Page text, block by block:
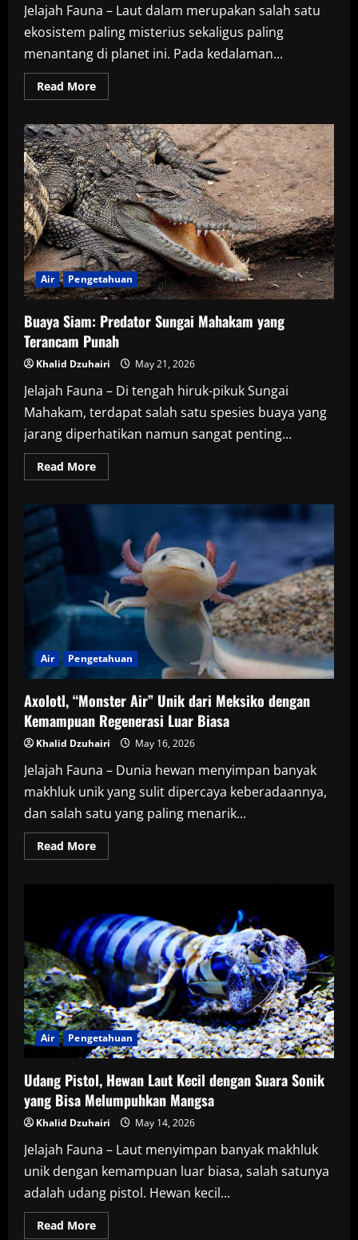
Jelajah Fauna – Laut dalam merupakan salah satu
ekosistem paling misterius sekaligus paling
menantang di planet ini. Pada kedalaman...
Read MoreRead
more
Unik
Hewan
Laut
Dalam
Beradaptasi
Menghadapi
Lingkungan
Paling
Ekstrem
di
Bumi
Air Pengetahuan
Buaya Siam: Predator Sungai Mahakam yang
Terancam Punah
Khalid Dzuhairi May 21, 2026
Jelajah Fauna – Di tengah hiruk-pikuk Sungai
Mahakam, terdapat salah satu spesies buaya yang
jarang diperhatikan namun sangat penting...
Read MoreRead
more
Sungai
Mahakam
yang
Terancam
Punah
Air Pengetahuan
Axolotl, “Monster Air” Unik dari Meksiko dengan
Kemampuan Regenerasi Luar Biasa
Khalid Dzuhairi May 16, 2026
Jelajah Fauna – Dunia hewan menyimpan banyak
makhluk unik yang sulit dipercaya keberadaannya,
dan salah satu yang paling menarik...
Read MoreRead
more
Unik
dari
Meksiko
dengan
Kemampuan
Regenerasi
Luar
Biasa
Air Pengetahuan
Udang Pistol, Hewan Laut Kecil dengan Suara Sonik
yang Bisa Melumpuhkan Mangsa
Khalid Dzuhairi May 14, 2026
Jelajah Fauna – Laut menyimpan banyak makhluk
unik dengan kemampuan luar biasa, salah satunya
adalah udang pistol. Hewan kecil...
Read MoreRead
more